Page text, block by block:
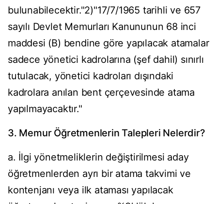
bulunabilecektir."2)"17/7/1965 tarihli ve 657
sayılı Devlet Memurları Kanununun 68 inci
maddesi (B) bendine göre yapılacak atamalar
sadece yönetici kadrolarına (şef dahil) sınırlı
tutulacak, yönetici kadroları dışındaki
kadrolara anılan bent çerçevesinde atama
yapılmayacaktır."
3. Memur Öğretmenlerin Talepleri Nelerdir?
a. İlgi yönetmeliklerin değiştirilmesi aday
öğretmenlerden ayrı bir atama takvimi ve
kontenjanı veya ilk ataması yapılacak